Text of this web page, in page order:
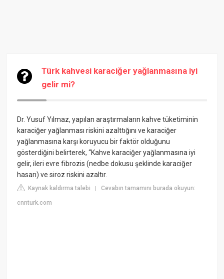
Türk kahvesi karaciğer yağlanmasına iyi
gelir mi?
Dr. Yusuf Yılmaz, yapılan araştırmaların kahve tüketiminin
karaciğer yağlanması riskini azalttığını ve karaciğer
yağlanmasına karşı koruyucu bir faktör olduğunu
gösterdiğini belirterek, “Kahve karaciğer yağlanmasına iyi
gelir, ileri evre fibrozis (nedbe dokusu şeklinde karaciğer
hasarı) ve siroz riskini azaltır.
Kaynak kaldırma talebi |Cevabın tamamını burada okuyun:
cnnturk.com